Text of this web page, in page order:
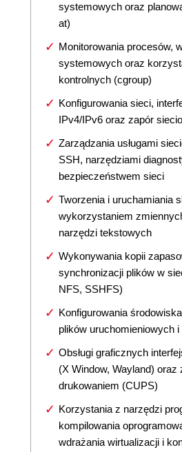
systemowych oraz
at)
Monitorowania procesów,
systemowych oraz
kontrolnych (cgroup)
Konfigurowania sieci,
IPv4/IPv6 oraz zapór
Zarządzania usługami
SSH, narzędziami
bezpieczeństwem sieci
Tworzenia i uruchamiania
wykorzystaniem
narzędzi tekstowych
Wykonywania kopii
synchronizacji plików w
NFS, SSHFS)
Konfigurowania
plików uruchomieniowych i
Obsługi graficznych
(X Window, Wayland) oraz
drukowaniem (CUPS)
Korzystania z narzędzi
kompilowania
wdrażania wirtualizacji i